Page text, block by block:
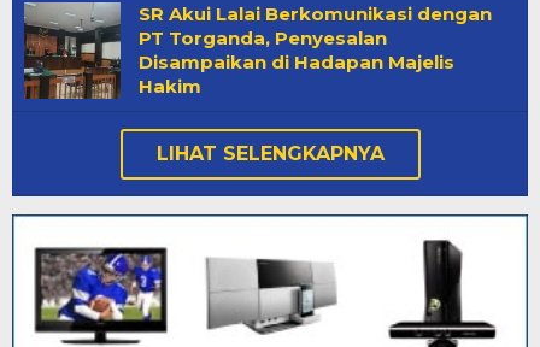
SR Akui Lalai Berkomunikasi dengan
PT Torganda, Penyesalan
Disampaikan di Hadapan Majelis
Hakim
LIHAT SELENGKAPNYA